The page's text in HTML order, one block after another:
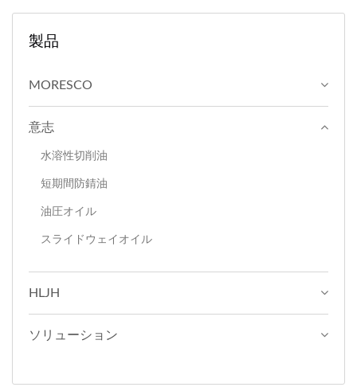
製品
MORESCO
意志
水溶性切削油
短期間防錆油
油圧オイル
スライドウェイオイル
HLJH
ソリューション